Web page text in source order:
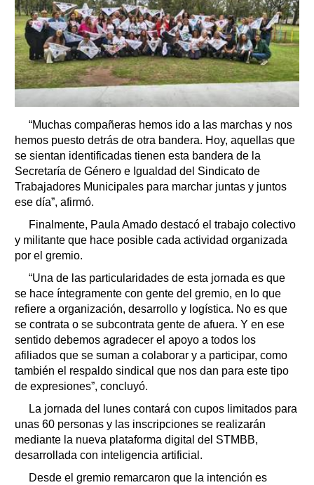
“Muchas compañeras hemos ido a las marchas y nos
hemos puesto detrás de otra bandera. Hoy, aquellas que
se sientan identificadas tienen esta bandera de la
Secretaría de Género e Igualdad del Sindicato de
Trabajadores Municipales para marchar juntas y juntos
ese día”, afirmó.
Finalmente, Paula Amado destacó el trabajo colectivo
y militante que hace posible cada actividad organizada
por el gremio.
“Una de las particularidades de esta jornada es que
se hace íntegramente con gente del gremio, en lo que
refiere a organización, desarrollo y logística. No es que
se contrata o se subcontrata gente de afuera. Y en ese
sentido debemos agradecer el apoyo a todos los
afiliados que se suman a colaborar y a participar, como
también el respaldo sindical que nos dan para este tipo
de expresiones”, concluyó.
La jornada del lunes contará con cupos limitados para
unas 60 personas y las inscripciones se realizarán
mediante la nueva plataforma digital del STMBB,
desarrollada con inteligencia artificial.
Desde el gremio remarcaron que la intención es